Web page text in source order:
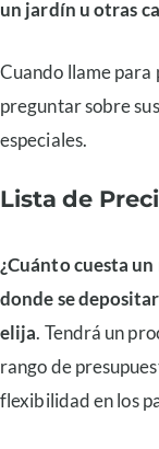
un jardín u otras
Cuando llame para
preguntar sobre
especiales.
Lista de
¿Cuánto cuesta
donde se
elija. Tendrá un
rango de
flexibilidad en los